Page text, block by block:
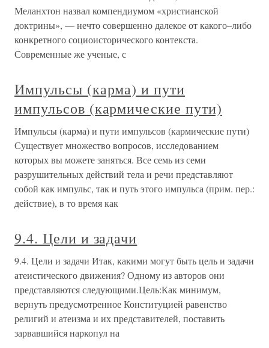
Меланхтон назвал компендиумом «христианской
доктрины», — нечто совершенно далекое от какого–либо
конкретного социоисторического контекста.
Современные же ученые, с
Импульсы (карма) и пути
импульсов (кармические пути)
Импульсы (карма) и пути импульсов (кармические пути)
Существует множество вопросов, исследованием
которых вы можете заняться. Все семь из семи
разрушительных действий тела и речи представляют
собой как импульс, так и путь этого импульса (прим. пер.:
действие), в то время как
9.4. Цели и задачи
9.4. Цели и задачи Итак, какими могут быть цель и задачи
атеистического движения? Одному из авторов они
представляются следующими.Цель:Как минимум,
вернуть предусмотренное Конституцией равенство
религий и атеизма и их представителей, поставить
зарвавшийся наркопул на